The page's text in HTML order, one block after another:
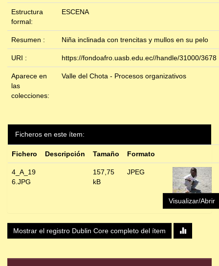
Estructura
formal:
ESCENA
Resumen : Niña inclinada con trencitas y mullos en su pelo
URI : https://fondoafro.uasb.edu.ec//handle/31000/3678
Aparece en
las
colecciones:
Valle del Chota - Procesos organizativos
Ficheros en este ítem:
Fichero Descripción Tamaño Formato
4_A_19
6.JPG
157,75
kB
JPEG
Visualizar/Abrir
Mostrar el registro Dublin Core completo del ítem